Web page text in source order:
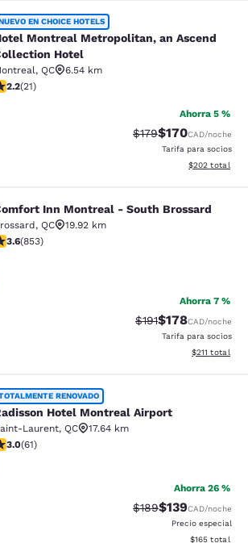
Metropolitan, an
EN CHOICE HOTELS
Montreal Metropolitan, an Ascend
Hotel
, QC
6.54 km
de 2.24 estrellas. Feria. 21 reseñas
2.2(21)
Ahorra 5 %
Precio tachado:
$179Precio con
$170CAD/noche
Tarifa para socios
Ver detalles
$202 total
Montreal - South
Inn Montreal - South Brossard
, QC
19.92 km
de 3.63 estrellas. Bueno. 853 reseñas
3.6(853)
Ahorra 7 %
Precio tachado:
$191Precio con
$178CAD/noche
Tarifa para socios
Ver detalles
$211 total
Montreal Airport
RENOVADO
Hotel Montreal Airport
Laurent, QC
17.64 km
de 2.95 estrellas. Feria. 61 reseñas
3.0(61)
Ahorra 26 %
Precio tachado:
$189Precio con
$139CAD/noche
Precio especial
Ver detalles
$165 total